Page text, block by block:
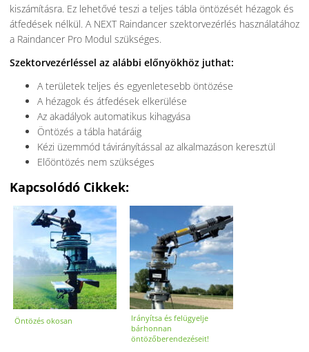
kiszámításra. Ez lehetővé teszi a teljes tábla öntözését hézagok és
átfedések nélkül. A NEXT Raindancer szektorvezérlés használatához
a Raindancer Pro Modul szükséges.
Szektorvezérléssel az alábbi előnyökhöz juthat:
A területek teljes és egyenletesebb öntözése
A hézagok és átfedések elkerülése
Az akadályok automatikus kihagyása
Öntözés a tábla határáig
Kézi üzemmód távirányítással az alkalmazáson keresztül
Előöntözés nem szükséges
Kapcsolódó Cikkek:
Öntözés okosan
Irányítsa és felügyelje
bárhonnan
öntözőberendezéseit!